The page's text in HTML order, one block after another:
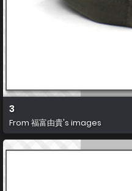
3
From 福富由貴's images